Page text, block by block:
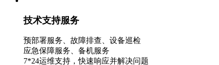
技术支持服务
预部署服务、故障排查、设备巡检
应急保障服务、备机服务
7*24运维支持，快速响应并解决问题